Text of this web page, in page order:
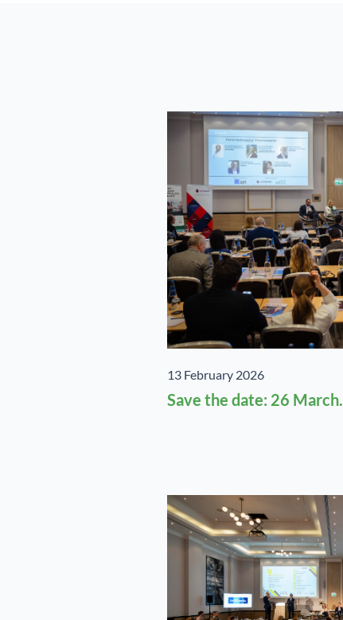
13 February 2026
Save the date: 26 March.